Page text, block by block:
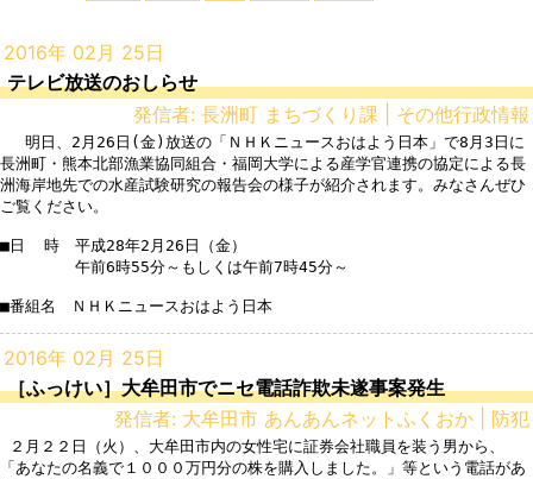
2016年 02月 25日
テレビ放送のおしらせ
発信者: 長洲町 まちづくり課 | その他行政情報
長洲町・熊本北部漁業協同組合・福岡大学による産学官連携の協定による長
洲海岸地先での水産試験研究の報告会の様子が紹介されます。みなさんぜひ
ご覧ください。
■日  時　平成28年2月26日（金）
午前6時55分～もしくは午前7時45分～
■番組名　ＮＨＫニュースおはよう日本
2016年 02月 25日
［ふっけい］大牟田市でニセ電話詐欺未遂事案発生
発信者: 大牟田市 あんあんネットふくおか | 防犯
「あなたの名義で１０００万円分の株を購入しました。」等という電話があ